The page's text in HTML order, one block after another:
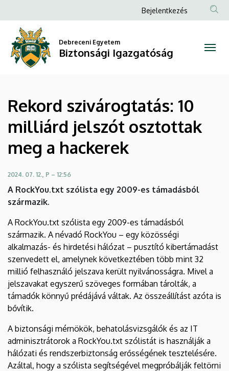
szivárogtatás:
10
milliárd
jelszót
osztottak
meg
hackerek
Biztonsági
Igazgatóság
a
tartalomra
Anonim
menüje
Bejelentkezés
Debreceni Egyetem
Biztonsági Igazgatóság
Rekord szivárogtatás: 10
milliárd jelszót osztottak
meg a hackerek
2024. 07. 12., P – 12:56
A RockYou.txt szólista egy 2009-es támadásból
származik.
A RockYou.txt szólista egy 2009-es támadásból
származik. A névadó RockYou – egy közösségi
alkalmazás- és hirdetési hálózat – pusztító kibertámadást
szenvedett el, amelynek következtében több mint 32
millió felhasználó jelszava került nyilvánosságra. Mivel a
jelszavakat egyszerű szöveges formában tárolták, a
támadók könnyű prédájává váltak. Az összeállítást azóta is
bővítik.
A biztonsági mérnökök, behatolásvizsgálók és az IT
adminisztrátorok a RockYou.txt szólistát is használják a
hálózati és rendszerbiztonság erősségének tesztelésére.
Azáltal, hogy a szólista segítségével megpróbálják feltörni